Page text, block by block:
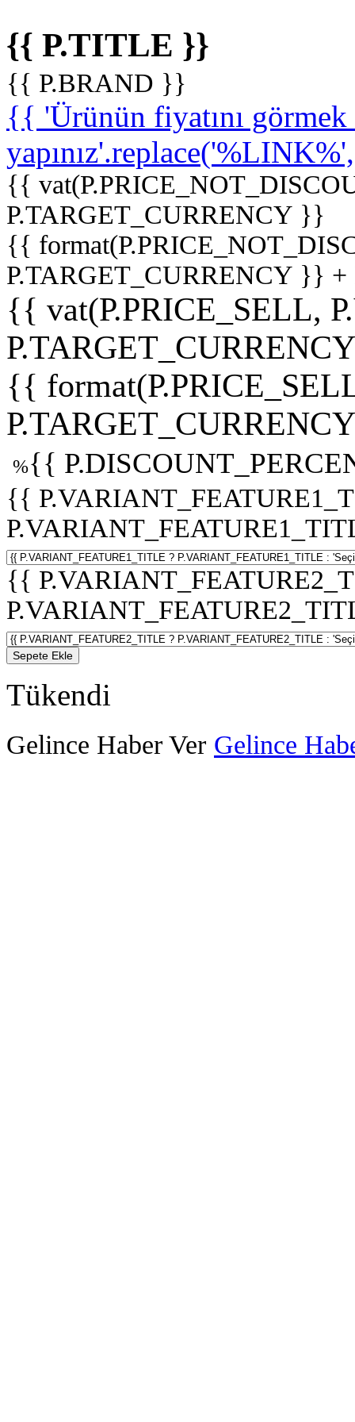
{{ P.TITLE }}
{{ P.BRAND }}
{{ 'Ürünün fiyatını
{{
P.TARGET_CURRENCY }}
{{
P.TARGET_CURRENCY }}
{{ vat(P.PRICE_SELL,
{{
%{{
{{
{{
Sepete Ekle
Tükendi
Gelince Haber Ver Gelince